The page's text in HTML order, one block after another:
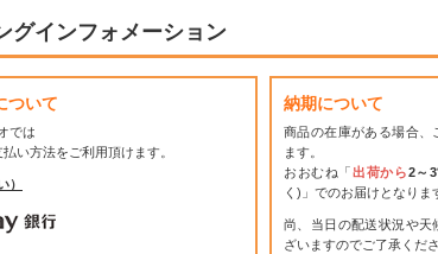
グインフォメーション
ついて
では
い方法をご利用頂けます。
）
納期について
商品の在庫がある場合、
ます。
おおむね「出荷から2～
く)」でのお届けとなりま
尚、当日の配送状況や天
ざいますのでご了承くださ